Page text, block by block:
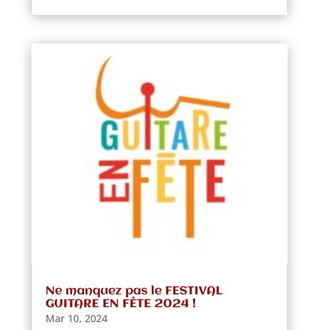
Ne manquez pas le FESTIVAL
GUITARE EN FÊTE 2024 !
Mar 10, 2024